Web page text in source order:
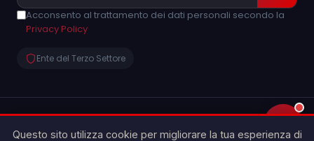
Acconsento al trattamento dei dati personali secondo la
Privacy Policy
Ente del Terzo Settore
People'. Tutti i diritti riservati.
Questo sito utilizza cookie per migliorare la tua esperienza di